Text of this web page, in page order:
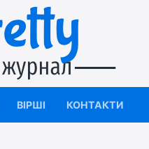
ВІРШІ КОНТАКТИ